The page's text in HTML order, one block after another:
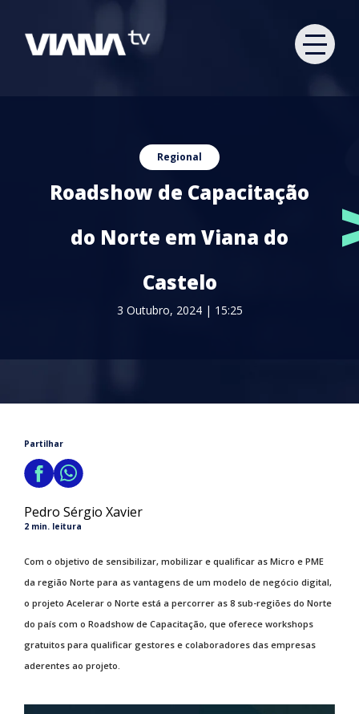
Regional
Roadshow de Capacitação
do Norte em Viana do
Castelo
3 Outubro, 2024 | 15:25
Partilhar
Pedro Sérgio Xavier
2 min. leitura
Com o objetivo de sensibilizar, mobilizar e qualificar as Micro e PME
da região Norte para as vantagens de um modelo de negócio digital,
o projeto Acelerar o Norte está a percorrer as 8 sub-regiões do Norte
do país com o Roadshow de Capacitação, que oferece workshops
gratuitos para qualificar gestores e colaboradores das empresas
aderentes ao projeto.